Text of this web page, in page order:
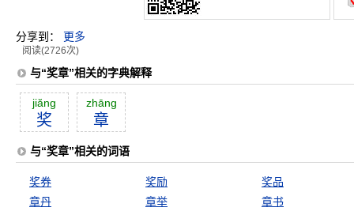
分享到： 更多
阅读(2726次)
与“奖章”相关的字典解释
jiăng
奖
zhāng
章
与“奖章”相关的词语
奖券 奖励
奖品
章丹
章举 章书